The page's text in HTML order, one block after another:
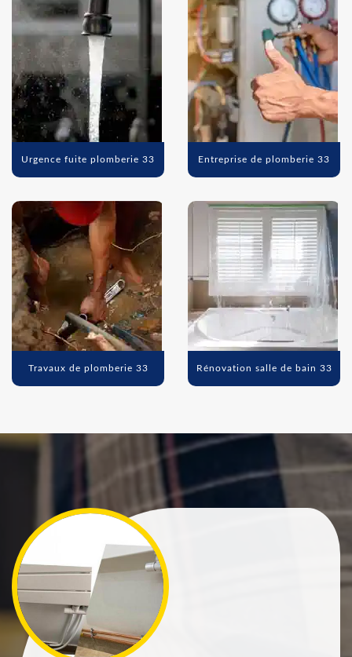
Urgence fuite plomberie 33 Entreprise de plomberie 33
Travaux de plomberie 33 Rénovation salle de bain 33